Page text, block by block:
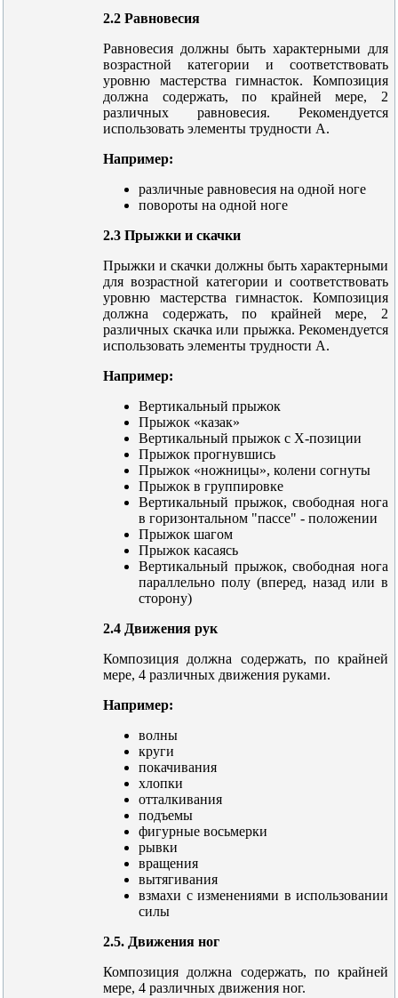
2.2 Равновесия
Равновесия должны быть характерными для
возрастной категории и соответствовать
уровню мастерства гимнасток. Композиция
должна содержать, по крайней мере, 2
различных равновесия. Рекомендуется
использовать элементы трудности А.
Например:
различные равновесия на одной ноге
повороты на одной ноге
2.3 Прыжки и скачки
Прыжки и скачки должны быть характерными
для возрастной категории и соответствовать
уровню мастерства гимнасток. Композиция
должна содержать, по крайней мере, 2
различных скачка или прыжка. Рекомендуется
использовать элементы трудности А.
Например:
Вертикальный прыжок
Прыжок «казак»
Вертикальный прыжок с X-позиции
Прыжок прогнувшись
Прыжок «ножницы», колени согнуты
Прыжок в группировке
Вертикальный прыжок, свободная нога
в горизонтальном "пассе" - положении
Прыжок шагом
Прыжок касаясь
Вертикальный прыжок, свободная нога
параллельно полу (вперед, назад или в
сторону)
2.4 Движения рук
Композиция должна содержать, по крайней
мере, 4 различных движения руками.
Например:
волны
круги
покачивания
хлопки
отталкивания
подъемы
фигурные восьмерки
рывки
вращения
вытягивания
взмахи с изменениями в использовании
силы
2.5. Движения ног
Композиция должна содержать, по крайней
мере, 4 различных движения ног.